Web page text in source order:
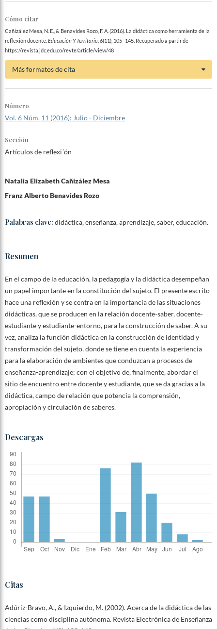
Natalia Elizabeth Cañizález Mesa
Franz Alberto Benavides Rozo
Palabras clave: didáctica, enseñanza, aprendizaje, saber, educación.
Resumen
En el campo de la educación, la pedagogía y la didáctica desempeñan
un papel importante en la constitución del sujeto. El presente escrito
hace una reflexión y se centra en la importancia de las situaciones
didácticas, que se producen en la relación docente-saber, docente-
estudiante y estudiante-entorno, para la construcción de saber. A su
vez, analiza la función didáctica en la construcción de identidad y
transformación del sujeto, donde se tiene en cuenta la experiencia
para la elaboración de ambientes que conduzcan a procesos de
enseñanza-aprendizaje; con el objetivo de, finalmente, abordar el
sitio de encuentro entre docente y estudiante, que se da gracias a la
didáctica, campo de relación que potencia la comprensión,
apropiación y circulación de saberes.
Descargas
Citas
Adúriz-Bravo, A., & Izquierdo, M. (2002). Acerca de la didáctica de las
ciencias como disciplina autónoma. Revista Electrónica de Enseñanza
Cómo citar
Cañizález Mesa, N. E., & Benavides Rozo, F. A. (2016). La didáctica como herramienta de la
reflexión docente. Educación Y Territorio, 6(11), 105–145. Recuperado a partir de
https://revista.jdc.edu.co/reyte/article/view/48
Más formatos de cita
Número
Vol. 6 Núm. 11 (2016): Julio - Diciembre
Sección
Artículos de reflexi´ón